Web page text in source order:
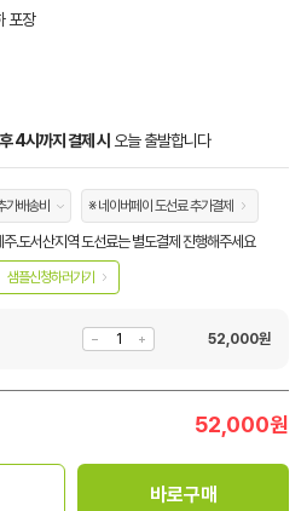
포장
4시까지 결제 시 오늘 출발합니다
가배송비 ※ 네이버페이 도선료 추가결제
.도서산지역 도선료는 별도결제 진행해주세요
샘플신청하러가기
52,000원
52,000원
바로구매